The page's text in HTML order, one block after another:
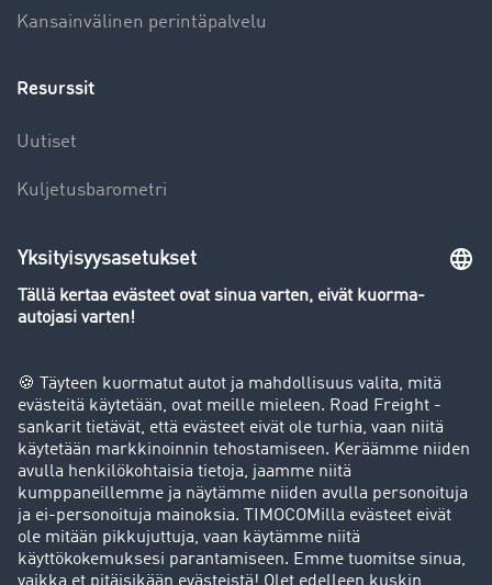
Kansainvälinen perintäpalvelu
Resurssit
Uutiset
Kuljetusbarometri
Yleiskatsaus rahtipörssiin
Success stories
Asiakassuosittelut
Goodies
Tukipalvelu